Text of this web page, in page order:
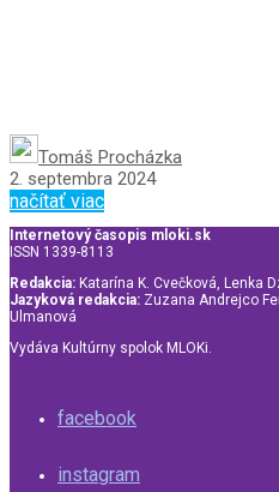
Tomáš Procházka
2. septembra 2024
načítať viac
Internetový časopis mloki.sk
ISSN 1339-8113
Redakcia: Katarína K. Cvečková, Lenka
Jazyková redakcia: Zuzana Andrejco
Ulmanová
Vydáva Kultúrny spolok MLOKi.
facebook
instagram